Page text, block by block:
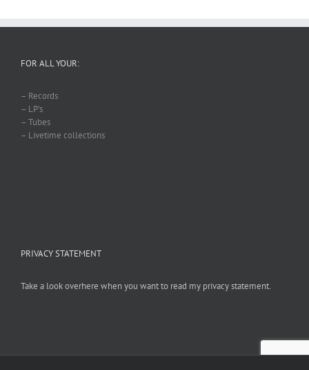
FOR ALL YOUR:
– Records
– LP’s
– Tubes
– Livetime collections
PRIVACY STATEMENT
Take a look overhere when you want to read my privacy statement.